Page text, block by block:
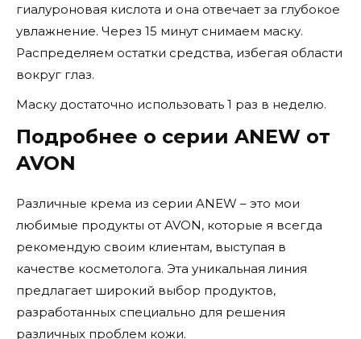
гиалуроновая кислота и она отвечает за глубокое
увлажнение. Через 15 минут снимаем маску.
Распределяем остатки средства, избегая области
вокруг глаз.
Маску достаточно использовать 1 раз в неделю.
Подробнее о серии ANEW от
AVON
Различные крема из серии ANEW – это мои
любимые продукты от AVON, которые я всегда
рекомендую своим клиентам, выступая в
качестве косметолога. Эта уникальная линия
предлагает широкий выбор продуктов,
разработанных специально для решения
различных проблем кожи.